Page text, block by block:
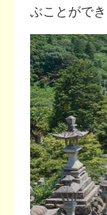
ぶことができ